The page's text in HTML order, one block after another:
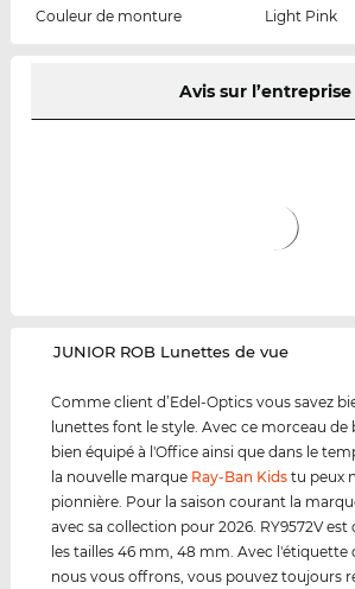
Couleur de monture
Light Pink
Avis sur l’entreprise
‌JUNIOR ROB Lunettes de vue
Comme client d’Edel-Optics vous savez
lunettes font le style. Avec ce morceau de
bien équipé à l'Office ainsi que dans le
la nouvelle marque Ray-Ban Kids tu peux
pionnière. Pour la saison courant la
avec sa collection pour 2026. RY9572V
les tailles 46 mm, 48 mm. Avec l'étiquette
nous vous offrons, vous pouvez toujours